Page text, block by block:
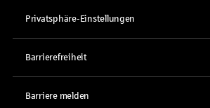
Privatsphäre-Einstellungen
Barrierefreiheit
Barriere melden